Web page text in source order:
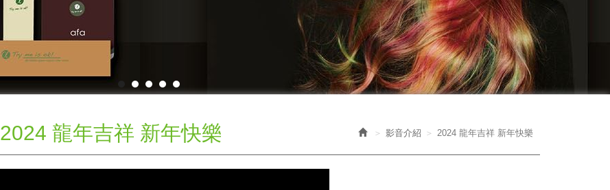
影音介紹 2024 龍年吉祥 新年快樂
2024 龍年吉祥 新年快樂